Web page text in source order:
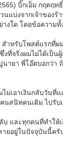
บิ๊กเอ็ม กฤตฤท
นแบ่งจากเจ้าของร้
างใด โดยข้อความ
ำหรับโพสต์แรกที่ผ
ที่จริงผมไม่ได้เป็น
ายา พี่โอ๊ตบอกว่า ถ้
ม่เอาเงินกลับวันที่
นสนิทคนเดิม ไปรับ
และทุกคนที่ทำให้เ
ยอยู่ในปัจจุบันนี้ครั